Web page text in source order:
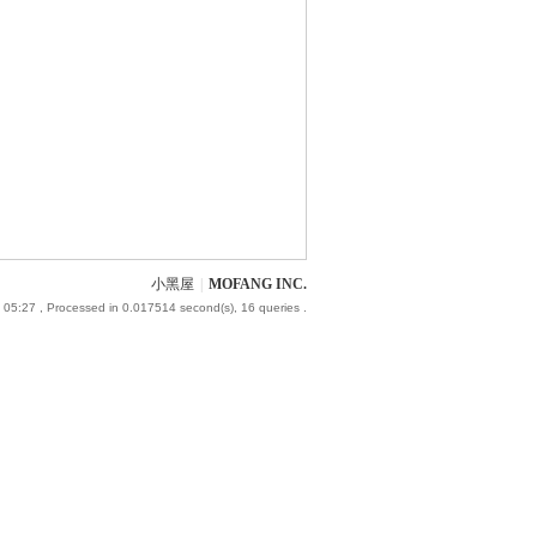
小黑屋 MOFANG INC.
05:27 , Processed in 0.017514 second(s), 16 queries .